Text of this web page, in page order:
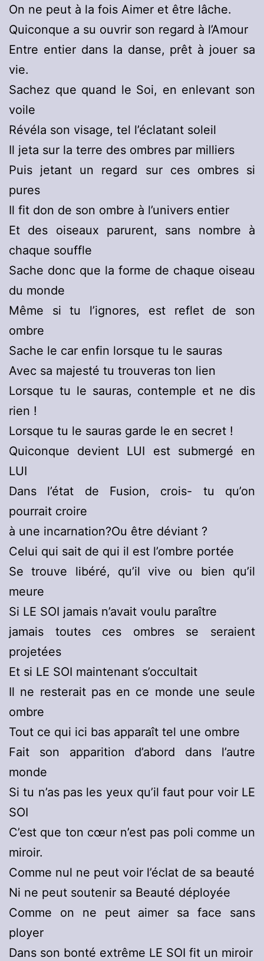
On ne peut à la fois Aimer et être lâche.
Quiconque a su ouvrir son regard à l’Amour
Entre entier dans la danse, prêt à jouer sa
vie.
Sachez que quand le Soi, en enlevant son
voile
Révéla son visage, tel l’éclatant soleil
Il jeta sur la terre des ombres par milliers
Puis jetant un regard sur ces ombres si
pures
Il fit don de son ombre à l’univers entier
Et des oiseaux parurent, sans nombre à
chaque souffle
Sache donc que la forme de chaque oiseau
du monde
Même si tu l’ignores, est reflet de son
ombre
Sache le car enfin lorsque tu le sauras
Avec sa majesté tu trouveras ton lien
Lorsque tu le sauras, contemple et ne dis
rien !
Lorsque tu le sauras garde le en secret !
Quiconque devient LUI est submergé en
LUI
Dans l’état de Fusion, crois- tu qu’on
pourrait croire
à une incarnation?Ou être déviant ?
Celui qui sait de qui il est l’ombre portée
Se trouve libéré, qu’il vive ou bien qu’il
meure
Si LE SOI jamais n’avait voulu paraître
jamais toutes ces ombres se seraient
projetées
Et si LE SOI maintenant s’occultait
Il ne resterait pas en ce monde une seule
ombre
Tout ce qui ici bas apparaît tel une ombre
Fait son apparition d’abord dans l’autre
monde
Si tu n’as pas les yeux qu’il faut pour voir LE
SOI
C’est que ton cœur n’est pas poli comme un
miroir.
Comme nul ne peut voir l’éclat de sa beauté
Ni ne peut soutenir sa Beauté déployée
Comme on ne peut aimer sa face sans
ployer
Dans son bonté extrême LE SOI fit un miroir